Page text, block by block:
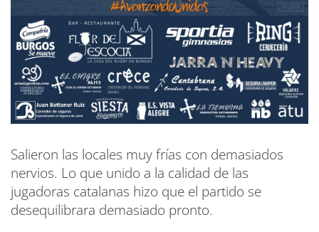
Salieron las locales muy frías con demasiados
nervios. Lo que unido a la calidad de las
jugadoras catalanas hizo que el partido se
desequilibrara demasiado pronto.